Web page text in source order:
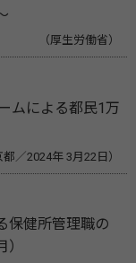
（厚生労働省）
ムによる都民1万
都／2024年 3月22日）
保健所管理職の